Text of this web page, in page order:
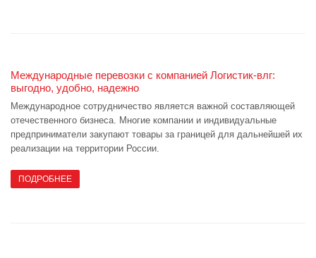
Международные перевозки с компанией Логистик-влг:
выгодно, удобно, надежно
Международное сотрудничество является важной составляющей
отечественного бизнеса. Многие компании и индивидуальные
предприниматели закупают товары за границей для дальнейшей их
реализации на территории России.
ПОДРОБНЕЕ